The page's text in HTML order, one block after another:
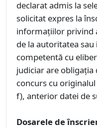
declarat admis la
solicitat expres la
informaţiilor privind
de la autoritatea
competentă cu
judiciar are obligaţia
concurs cu
f), anterior datei de
Dosarele de